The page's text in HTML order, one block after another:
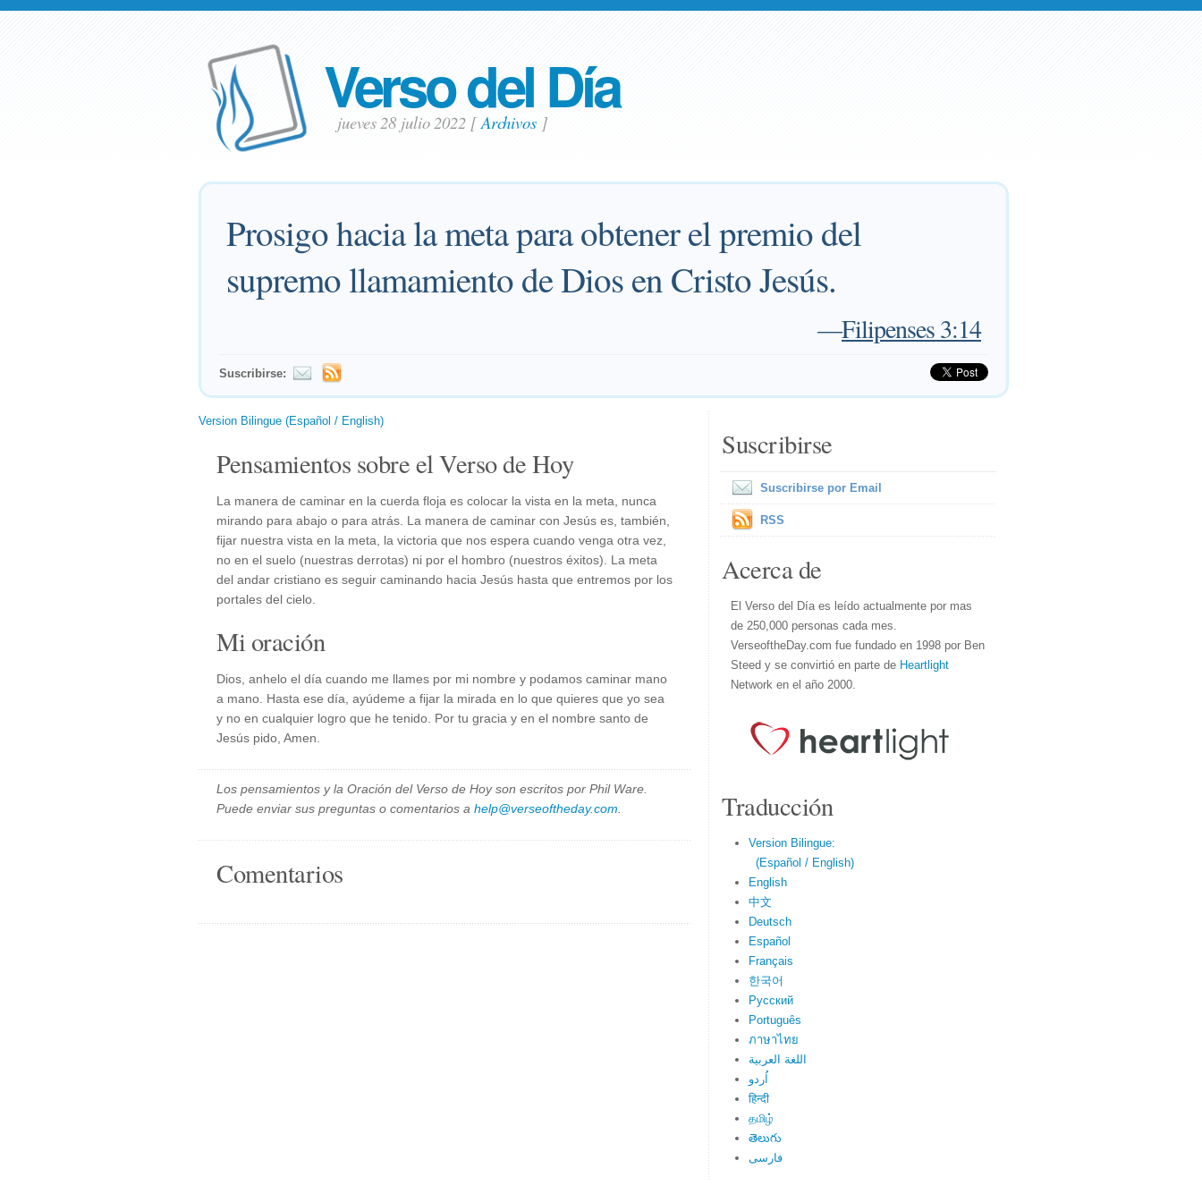
Verso del Día
jueves 28 julio 2022 [Archivos]
Prosigo hacia la meta para obtener el premio del
supremo llamamiento de Dios en Cristo Jesús.
—Filipenses 3:14
Suscribirse:
Version Bilingue (Español / English)
Pensamientos sobre el Verso de Hoy
La manera de caminar en la cuerda floja es colocar la vista en la meta, nunca
mirando para abajo o para atrás. La manera de caminar con Jesús es, también,
fijar nuestra vista en la meta, la victoria que nos espera cuando venga otra vez,
no en el suelo (nuestras derrotas) ni por el hombro (nuestros éxitos). La meta
del andar cristiano es seguir caminando hacia Jesús hasta que entremos por los
portales del cielo.
Mi oración
Dios, anhelo el día cuando me llames por mi nombre y podamos caminar mano
a mano. Hasta ese día, ayúdeme a fijar la mirada en lo que quieres que yo sea
y no en cualquier logro que he tenido. Por tu gracia y en el nombre santo de
Jesús pido, Amen.
Los pensamientos y la Oración del Verso de Hoy son escritos por Phil Ware.
Puede enviar sus preguntas o comentarios a help@verseoftheday.com
Comentarios
Suscribirse
Suscribirse por Email
RSS
Acerca de
El Verso del Día es leído actualmente por mas
de 250,000 personas cada mes.
VerseoftheDay.com fue fundado en 1998 por Ben
Steed y se convirtió en parte de Heartlight
Network en el año 2000.
Traducción
Version Bilingue:
(Español / English)
English
中文
Deutsch
Español
Français
한국어
Русский
Português
ภาษาไทย
اللغة العربية
اُردو
हिन्दी
தமிழ்
తెలుగు
فارسی